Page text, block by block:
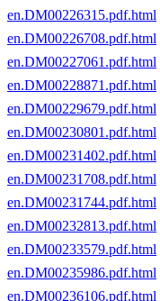
en.DM00226315.pdf.html
en.DM00226708.pdf.html
en.DM00227061.pdf.html
en.DM00228871.pdf.html
en.DM00229679.pdf.html
en.DM00230801.pdf.html
en.DM00231402.pdf.html
en.DM00231708.pdf.html
en.DM00231744.pdf.html
en.DM00232813.pdf.html
en.DM00233579.pdf.html
en.DM00235986.pdf.html
en.DM00236106.pdf.html